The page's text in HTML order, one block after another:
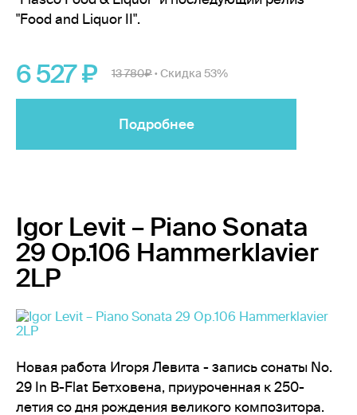
"Food and Liquor II".
6 527 13 780 • Скидка 53%
Подробнее
Igor Levit – Piano Sonata
29 Op.106 Hammerklavier
2LP
Новая работа Игоря Левита - запись сонаты No.
29 In B-Flat Бетховена, приуроченная к 250-
летия со дня рождения великого композитора.